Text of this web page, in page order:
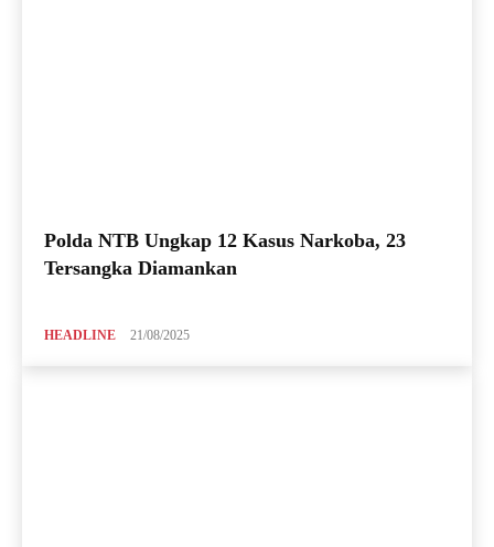
Polda NTB Ungkap 12 Kasus Narkoba, 23
Tersangka Diamankan
HEADLINE 21/08/2025